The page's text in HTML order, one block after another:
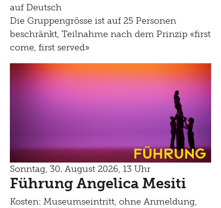
auf Deutsch
Die Gruppengrösse ist auf 25 Personen
beschränkt, Teilnahme nach dem Prinzip «first
come, first served»
Führung
Sonntag, 30. August 2026, 13 Uhr
Führung Angelica Mesiti
Kosten: Museumseintritt, ohne Anmeldung,